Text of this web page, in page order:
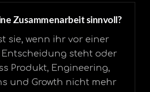
Zusammenarbeit sinnvoll?
sie, wenn ihr vor einer
steht oder
Produkt, Engineering,
und Growth nicht mehr